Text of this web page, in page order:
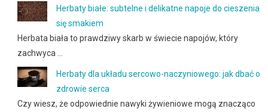
Herbaty białe: subtelne i delikatne napoje do cieszenia
się smakiem
Herbata biała to prawdziwy skarb w świecie napojów, który
zachwyca …
Herbaty dla układu sercowo-naczyniowego: jak dbać o
zdrowie serca
Czy wiesz, że odpowiednie nawyki żywieniowe mogą znacząco